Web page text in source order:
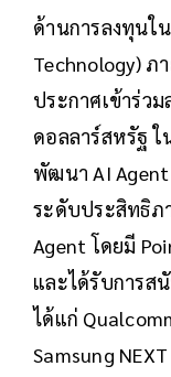
ด้านการลงทุนใ
Technology) ภ
ประกาศเข้าร่ว
ดอลลาร์สหรัฐ ใ
พัฒนา AI
ระดับประสิทธิภ
Agent โดยมี
และได้รับการส
ได้แก่
Samsung